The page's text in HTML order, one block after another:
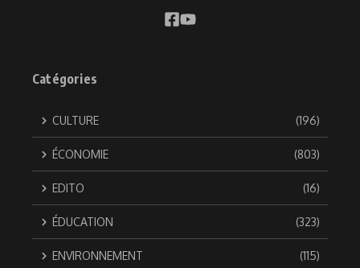
Catégories
CULTURE (196)
ÉCONOMIE (803)
EDITO (16)
ÉDUCATION (323)
ENVIRONNEMENT (115)